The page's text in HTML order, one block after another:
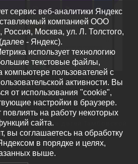
образование детей Тамбовской
Все права защищены
– Разработан вТема Customizr
сервис веб-аналитики Яндекс
компанией ООО
Москва, ул. Л. Толстого,
- Яндекс).
использует технологию
текстовые файлы,
пользователей с
активности. Вы
от использования "cookie",
настройки в браузере.
на работу некоторых
сайта.
вы соглашаетесь на обработку
в порядке и целях,
выше.